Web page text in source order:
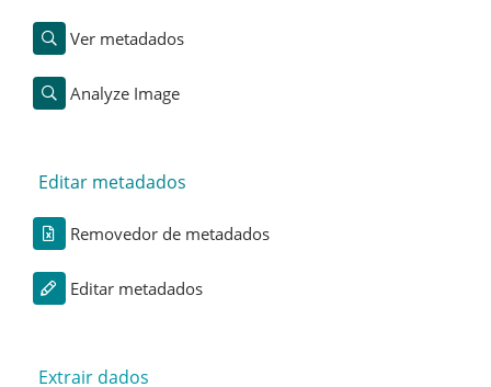
Ver metadados
Analyze Image
Editar metadados
Removedor de metadados
Editar metadados
Extrair dados